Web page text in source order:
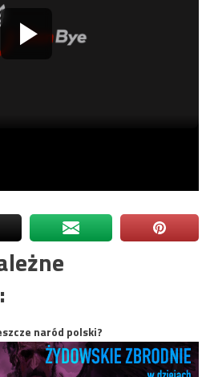
naród polski?